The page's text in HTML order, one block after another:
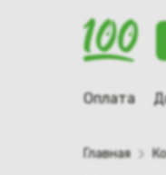
Оплата
Главная